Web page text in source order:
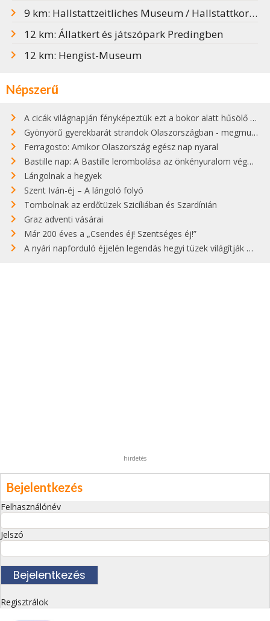
9 km: Hallstattzeitliches Museum / Hallstattkori Múzeum
12 km: Állatkert és játszópark Predingben
12 km: Hengist-Museum
Népszerű
A cicák világnapján fényképeztük ezt a bokor alatt hűsölő cicát Kisorosziban
Gyönyörű gyerekbarát strandok Olaszországban - megmutatjuk a 15 legjobbat
Ferragosto: Amikor Olaszország egész nap nyaral
Bastille nap: A Bastille lerombolása az önkényuralom végét jelentette
Lángolnak a hegyek
Szent Iván-éj – A lángoló folyó
Tombolnak az erdőtüzek Szicíliában és Szardínián
Graz adventi vásárai
Már 200 éves a „Csendes éj! Szentséges éj!”
A nyári napforduló éjjelén legendás hegyi tüzek világítják meg Zugspitzét
hirdetés
Bejelentkezés
Felhasználónév
Jelszó
Regisztrálok